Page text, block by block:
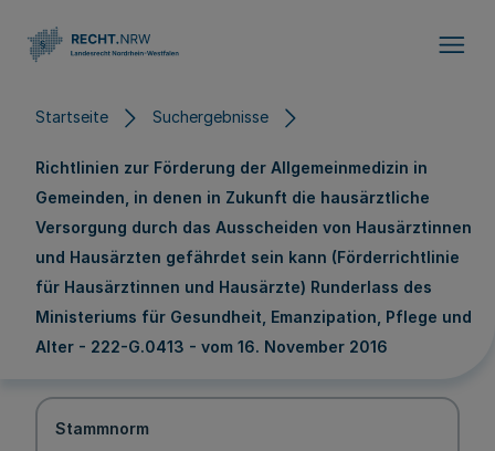
Startseite Suchergebnisse
Richtlinien zur Förderung der Allgemeinmedizin in
Gemeinden, in denen in Zukunft die hausärztliche
Versorgung durch das Ausscheiden von Hausärztinnen
und Hausärzten gefährdet sein kann (Förderrichtlinie
für Hausärztinnen und Hausärzte) Runderlass des
Ministeriums für Gesundheit, Emanzipation, Pflege und
Alter - 222-G.0413 - vom 16. November 2016
Stammnorm